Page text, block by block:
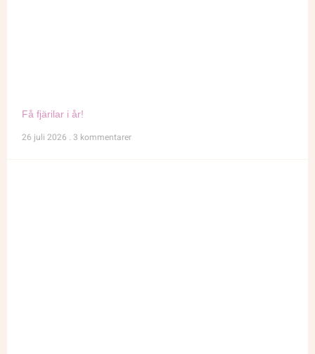
Få fjärilar i år!
26 juli 2026 3 kommentarer